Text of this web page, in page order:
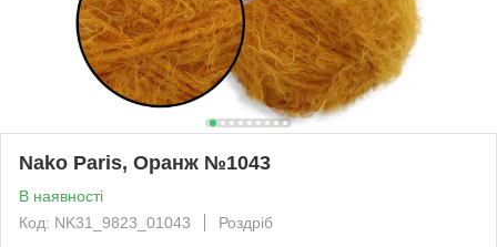
Nako Paris, Оранж №1043
В наявності
Код: NK31_9823_01043
Роздріб